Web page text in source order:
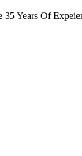
35 Years Of